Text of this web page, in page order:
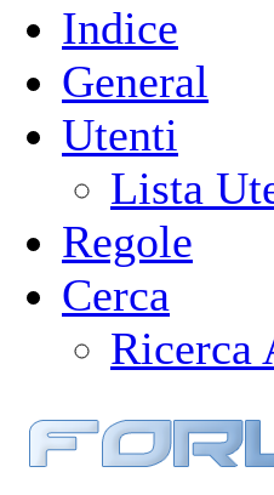
Indice
General
Utenti
Lista
Regole
Cerca
Ricerca